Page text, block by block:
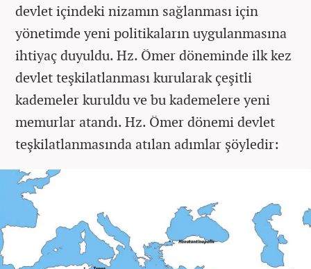
devlet içindeki nizamın sağlanması için
yönetimde yeni politikaların uygulanmasına
ihtiyaç duyuldu. Hz. Ömer döneminde ilk kez
devlet teşkilatlanması kurularak çeşitli
kademeler kuruldu ve bu kademelere yeni
memurlar atandı. Hz. Ömer dönemi devlet
teşkilatlanmasında atılan adımlar şöyledir: